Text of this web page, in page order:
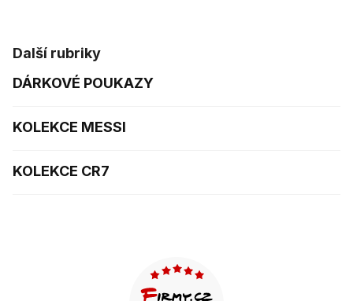
Další rubriky
DÁRKOVÉ POUKAZY
KOLEKCE MESSI
KOLEKCE CR7